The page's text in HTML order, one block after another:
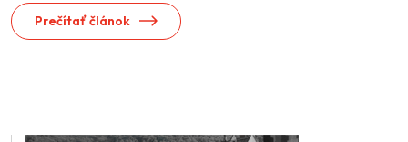
Prečítať článok